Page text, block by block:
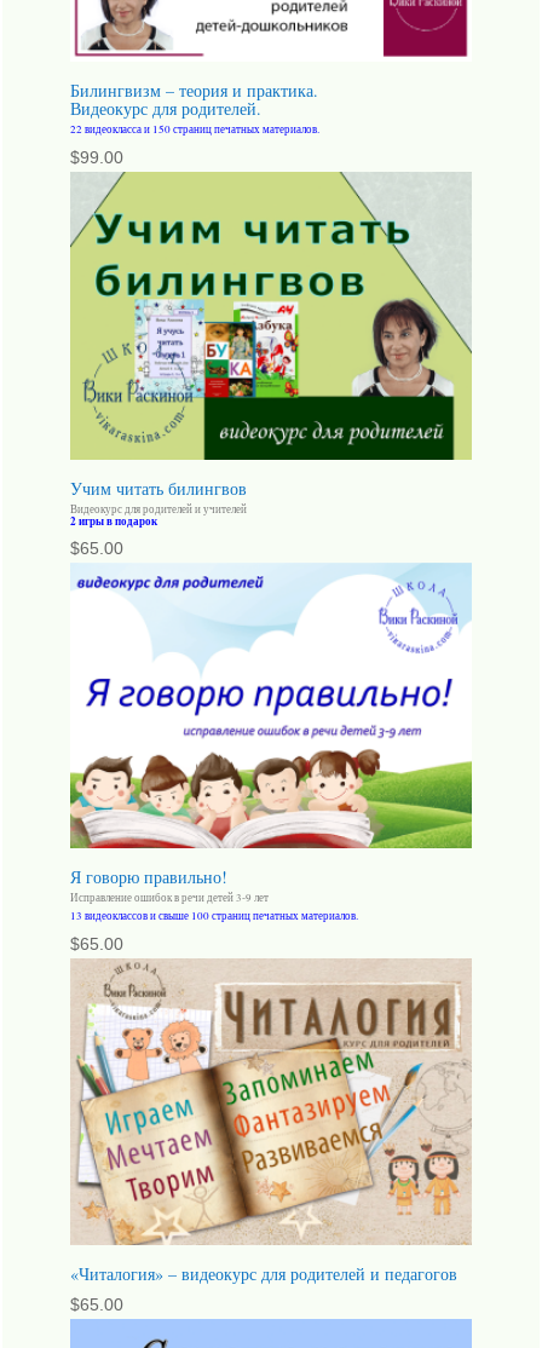
Билингвизм – теория и практика.
Видеокурс для родителей.
22 видеокласса и 150 страниц печатных материалов.
$99.00
Учим читать билингвов
Видеокурс для родителей и учителей
2 игры в подарок
$65.00
Я говорю правильно!
Исправление ошибок в речи детей 3-9 лет
13 видеоклассов и свыше 100 страниц печатных материалов.
$65.00
«Читалогия» – видеокурс для родителей и педагогов
$65.00